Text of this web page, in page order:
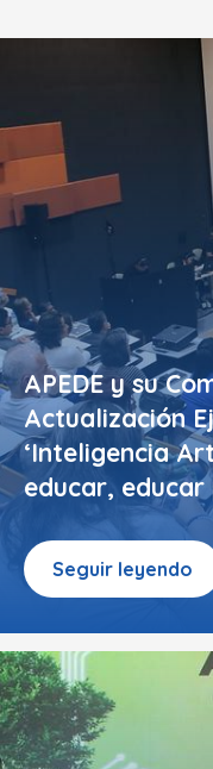
APEDE y su
Actualización
‘Inteligencia
educar, educar
Seguir leyendo